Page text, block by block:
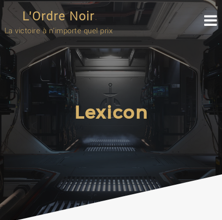
Skip
to
L'Ordre Noir
La victoire à n'importe quel prix
Lexicon